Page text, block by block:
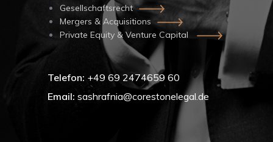
Gesellschaftsrecht
Mergers & Acquisitions
Private Equity & Venture Capital
Telefon: +49 69 2474659 60
Email: sashrafnia@corestonelegal.de